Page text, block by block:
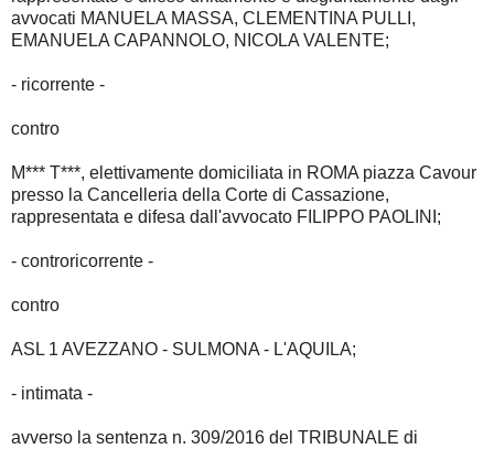
avvocati MANUELA MASSA, CLEMENTINA PULLI,
EMANUELA CAPANNOLO, NICOLA VALENTE;
- ricorrente -
contro
M*** T***, elettivamente domiciliata in ROMA piazza Cavour
presso la Cancelleria della Corte di Cassazione,
rappresentata e difesa dall'avvocato FILIPPO PAOLINI;
- controricorrente -
contro
ASL 1 AVEZZANO - SULMONA - L'AQUILA;
- intimata -
avverso la sentenza n. 309/2016 del TRIBUNALE di